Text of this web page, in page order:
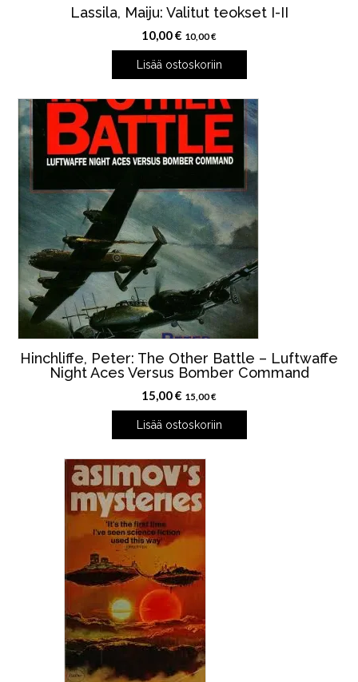
Lassila, Maiju: Valitut teokset I-II
10,00€ 10,00€
Lisää ostoskoriin
Hinchliffe, Peter: The Other Battle – Luftwaffe
Night Aces Versus Bomber Command
15,00€ 15,00€
Lisää ostoskoriin